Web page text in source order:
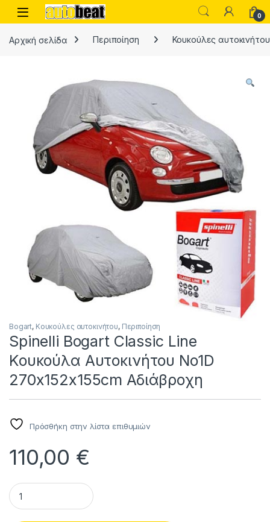
Skip to navigation
Skip to content
Open 0
Αρχική σελίδα Περιποίηση Κουκούλες αυτοκινήτου
Bogart, Κουκούλες αυτοκινήτου, Περιποίηση
Spinelli Bogart Classic Line
Κουκούλα Αυτοκινήτου No1D
270x152x155cm Αδιάβροχη
Πρόσθήκη στην λίστα επιθυμιών
110,00 €
Spinelli Bogart Classic Line Κουκούλα Αυτοκινήτου No1D